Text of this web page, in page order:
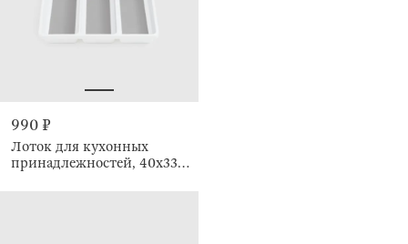
990 ₽
Лоток для кухонных
принадлежностей, 40х33